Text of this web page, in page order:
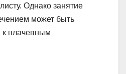
Однако занятие
может быть
к плачевным